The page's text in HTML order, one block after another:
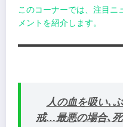
このコーナーでは、注目ニ
メントを紹介します。
人の血を吸い､
戒…最悪の場合､